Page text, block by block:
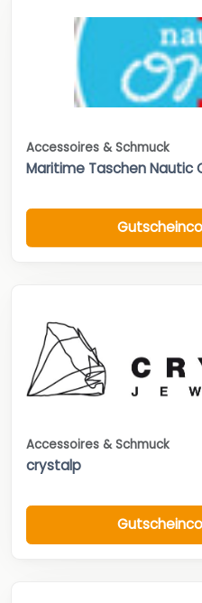
Accessoires & Schmuck
Maritime Taschen Nautic
Accessoires & Schmuck
crystalp